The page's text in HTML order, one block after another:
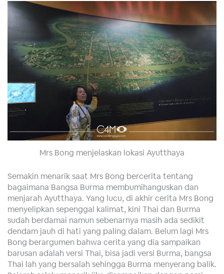
Mrs Bong menjelaskan lokasi Ayutthaya
Semakin menarik saat Mrs Bong bercerita tentang
bagaimana Bangsa Burma membumihanguskan dan
menjarah Ayutthaya. Yang lucu, di akhir cerita Mrs Bong
menyelipkan sepenggal kalimat, kini Thai dan Burma
sudah berdamai namun sebenarnya masih ada sedikit
dendam jauh di hati yang paling dalam. Belum lagi Mrs
Bong berargumen bahwa cerita yang dia sampaikan
barusan adalah versi Thai, bisa jadi versi Burma, bangsa
Thai lah yang bersalah sehingga Burma menyerang balik.